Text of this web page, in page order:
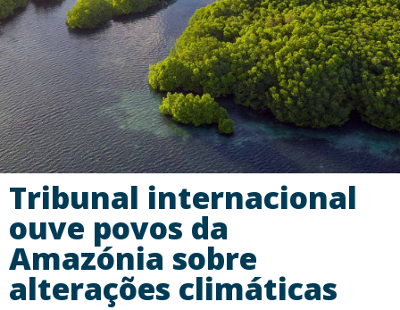
Tribunal internacional
ouve povos da
Amazónia sobre
alterações climáticas